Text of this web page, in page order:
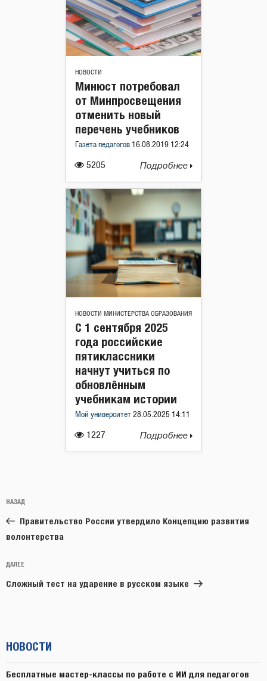
НОВОСТИ
5205
Минюст потребовал
от Минпросвещения
отменить новый
перечень учебников
Газета педагогов 16.08.2019 12:24
Подробнее
НОВОСТИ МИНИСТЕРСТВА ОБРАЗОВАНИЯ
1227
С 1 сентября 2025
года российские
пятиклассники
начнут учиться по
обновлённым
учебникам истории
Мой университет 28.05.2025 14:11
Подробнее
по
записям
Предыдущая
запись:
НАЗАД
Правительство России утвердило Концепцию развития
волонтерства
Следующая
запись
ДАЛЕЕ
Сложный тест на ударение в русском языке
НОВОСТИ
Бесплатные мастер-классы по работе с ИИ для педагогов